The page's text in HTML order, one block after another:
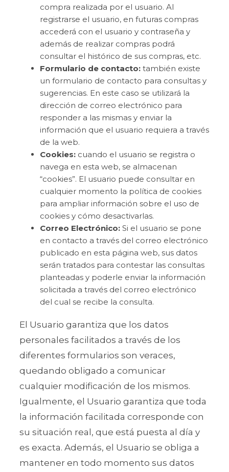
compra realizada por el usuario. Al
registrarse el usuario, en futuras compras
accederá con el usuario y contraseña y
además de realizar compras podrá
consultar el histórico de sus compras, etc.
Formulario de contacto: también existe
un formulario de contacto para consultas y
sugerencias. En este caso se utilizará la
dirección de correo electrónico para
responder a las mismas y enviar la
información que el usuario requiera a través
de la web.
Cookies: cuando el usuario se registra o
navega en esta web, se almacenan
“cookies”. El usuario puede consultar en
cualquier momento la política de cookies
para ampliar información sobre el uso de
cookies y cómo desactivarlas.
Correo Electrónico: Si el usuario se pone
en contacto a través del correo electrónico
publicado en esta página web, sus datos
serán tratados para contestar las consultas
planteadas y poderle enviar la información
solicitada a través del correo electrónico
del cual se recibe la consulta.
El Usuario garantiza que los datos
personales facilitados a través de los
diferentes formularios son veraces,
quedando obligado a comunicar
cualquier modificación de los mismos.
Igualmente, el Usuario garantiza que toda
la información facilitada corresponde con
su situación real, que está puesta al día y
es exacta. Además, el Usuario se obliga a
mantener en todo momento sus datos